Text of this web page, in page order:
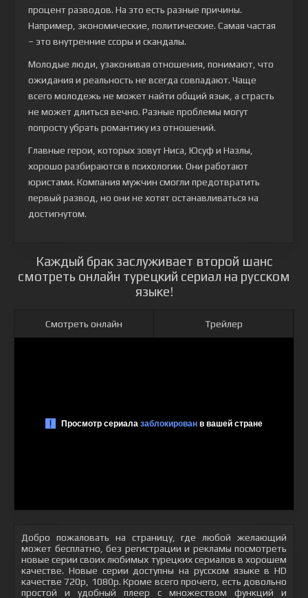
процент разводов. На это есть разные причины.
Например, экономические, политические. Самая частая
– это внутренние ссоры и скандалы.
Молодые люди, узаконивая отношения, понимают, что
ожидания и реальность не всегда совпадают. Чаще
всего молодежь не может найти общий язык, а страсть
не может длиться вечно. Разные проблемы могут
попросту убрать романтику из отношений.
Главные герои, которых зовут Ниса, Юсуф и Назлы,
хорошо разбираются в психологии. Они работают
юристами. Компания мужчин смогли предотвратить
первый развод, но они не хотят останавливаться на
достигнутом.
Каждый брак заслуживает второй шанс
смотреть онлайн турецкий сериал на русском
языке!
Смотреть онлайн Трейлер
Добро пожаловать на страницу, где любой желающий
может бесплатно, без регистрации и рекламы посмотреть
новые серии своих любимых турецких сериалов в хорошем
качестве. Новые серии доступны на русском языке в HD
качестве 720p, 1080p. Кроме всего прочего, есть довольно
простой и удобный плеер с множеством функций и